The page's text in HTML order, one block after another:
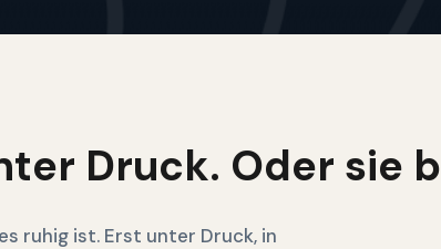
Druck. Oder sie
ruhig ist. Erst unter Druck, in